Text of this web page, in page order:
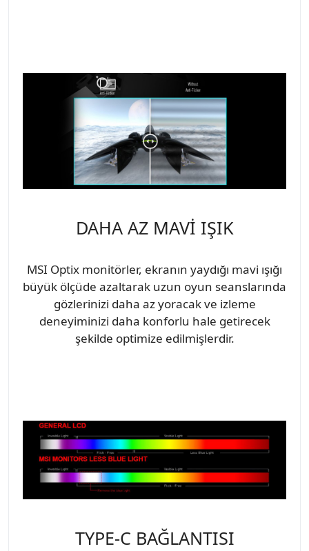
DAHA AZ MAVİ IŞIK
MSI Optix monitörler, ekranın yaydığı mavi ışığı
büyük ölçüde azaltarak uzun oyun seanslarında
gözlerinizi daha az yoracak ve izleme
deneyiminizi daha konforlu hale getirecek
şekilde optimize edilmişlerdir.
TYPE-C BAĞLANTISI